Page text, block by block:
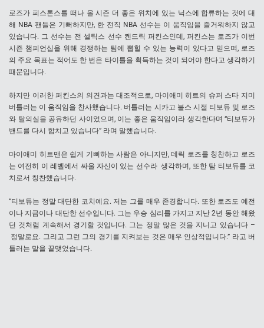
로즈가 피스톤스를 떠나 올 시즌 더 좋은 위치에 있는 닉스에 합류하는 것에 대
해 NBA 팬들은 기뻐하지만, 한 전직 NBA 선수는 이 움직임을 즐거워하지 않고
있습니다. 그 선수는 전 셀틱스 선수 켄드릭 퍼킨스인데, 퍼킨스는 로즈가 이번
시즌 챔피언십을 위해 경쟁하는 팀에 뽑힐 수 있는 능력이 있다고 믿으며, 로즈
의 주요 목표는 적어도 한 번은 타이틀을 획득하는 것이 되어야 한다고 생각하기
때문입니다.
하지만 이러한 퍼킨스의 의견과는 대조적으로, 마이애미 히트의 슈퍼 스타 지미
버틀러는 이 움직임을 찬사했습니다. 버틀러는 시카고 불스 시절 티보듀 및 로즈
와 탈의실을 공유하던 사이었으며, 이는 좋은 움직임이라 생각한다며 “티보듀가
밴드를 다시 합치고 있습니다” 라며 말했습니다.
마이애미 히트맨은 쉽게 기뻐하는 사람은 아니지만, 데릭 로즈를 칭찬하고 로즈
는 여전히 이 레벨에서 싸울 자신이 있는 선수라 생각하며, 또한 탐 티보듀를 코
치로서 칭찬했습니다.
“티보듀는 정말 대단한 코치예요. 저는 그를 매우 존경합니다. 또한 로즈도 예전
이나 지금이나 대단한 선수입니다. 그는 우승 심리를 가지고 지난 2년 동안 해왔
던 것처럼 계속해서 경기할 것입니다. 그는 정말 많은 것을 지니고 있습니다 –
정말로요. 그리고 그런 그의 경기를 지켜보는 것은 매우 인상적입니다.” 라고 버
틀러는 말을 끝맺었습니다.